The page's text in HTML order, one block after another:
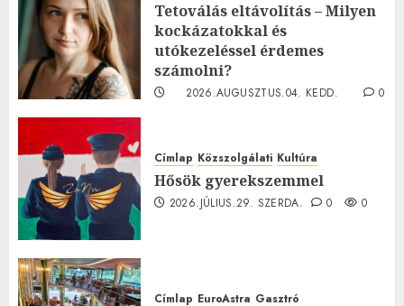
Tetoválás eltávolítás – Milyen
kockázatokkal és
utókezeléssel érdemes
számolni?
2026.AUGUSZTUS.04. KEDD.
0
Címlap Közszolgálati Kultúra
Hősök gyerekszemmel
2026.JÚLIUS.29. SZERDA. 0 0
Címlap EuroAstra Gasztró